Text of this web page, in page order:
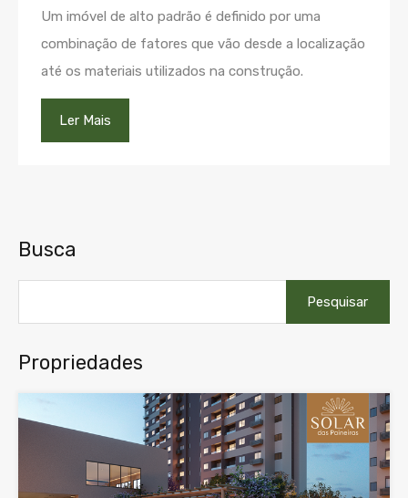
Um imóvel de alto padrão é definido por uma
combinação de fatores que vão desde a localização
até os materiais utilizados na construção.
Ler Mais
Busca
por:
Propriedades